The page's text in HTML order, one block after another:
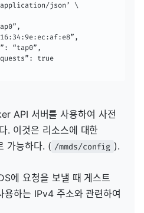
json’ \
“tap0”,
true
API 서버를 사용하여 사전
. 이것은 리소스에 대한
가능하다. ( /mmds/config ).
에 요청을 보낼 때 게스트
용하는 IPv4 주소와 관련하여